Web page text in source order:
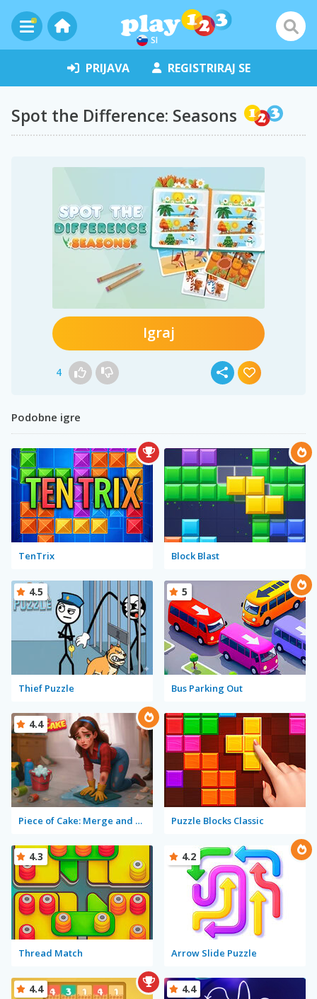
SI
PRIJAVA REGISTRIRAJ SE
Spot the Difference: Seasons
Igraj
4
Podobne igre
TenTrix Block Blast
Thief Puzzle
4.5
Bus Parking Out
5
Piece of Cake: Merge and Bake
4.4
Puzzle Blocks Classic
Thread Match
4.3
Arrow Slide Puzzle
4.2
4.4 4.4